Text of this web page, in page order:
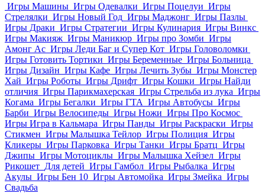
Игры Машины Игры Одевалки Игры Поцелуи Игры
Стрелялки Игры Новый Год Игры Маджонг Игры Пазлы
Игры Драки Игры Стратегии Игры Кулинария Игры Винкс
Игры Макияж Игры Маникюр Игры про Зомби Игры
Амонг Ас Игры Леди Баг и Супер Кот Игры Головоломки
Игры Готовить Тортики Игры Беременные Игры Больница
Игры Дизайн Игры Кафе Игры Лечить Зубы Игры Монстер
Хай Игры Роботы Игры Дрифт Игры Кошки Игры Найди
отличия Игры Парикмахерская Игры Стрельба из лука Игры
Когама Игры Бегалки Игры ГТА Игры Автобусы Игры
Барби Игры Велосипеды Игры Ножи Игры Про Космос
Игры Игра в Кальмара Игры Панды Игры Раскраски Игры
Стикмен Игры Малышка Тейлор Игры Полиция Игры
Кликеры Игры Парковка Игры Танки Игры Братц Игры
Джипы Игры Мотоциклы Игры Малышка Хейзел Игры
Рикошет Для детей Игры Гамбол Игры Рыбалка Игры
Акулы Игры Бен 10 Игры Автомойка Игры Змейка Игры
Свадьба